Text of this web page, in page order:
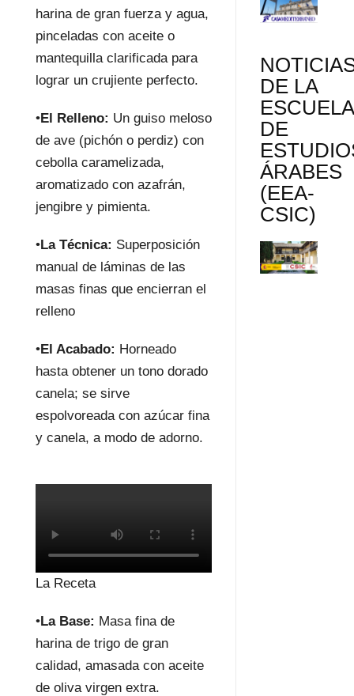
harina de gran fuerza y agua,
pinceladas con aceite o
mantequilla clarificada para
lograr un crujiente perfecto.
•El Relleno: Un guiso meloso
de ave (pichón o perdiz) con
cebolla caramelizada,
aromatizado con azafrán,
jengibre y pimienta.
•La Técnica: Superposición
manual de láminas de las
masas finas que encierran el
relleno
•El Acabado: Horneado
hasta obtener un tono dorado
canela; se sirve
espolvoreada con azúcar fina
y canela, a modo de adorno.
La Receta
•La Base: Masa fina de
harina de trigo de gran
calidad, amasada con aceite
de oliva virgen extra.
DE LA
ESCUELA
DE
ÁRABES
(EEA-
CSIC)